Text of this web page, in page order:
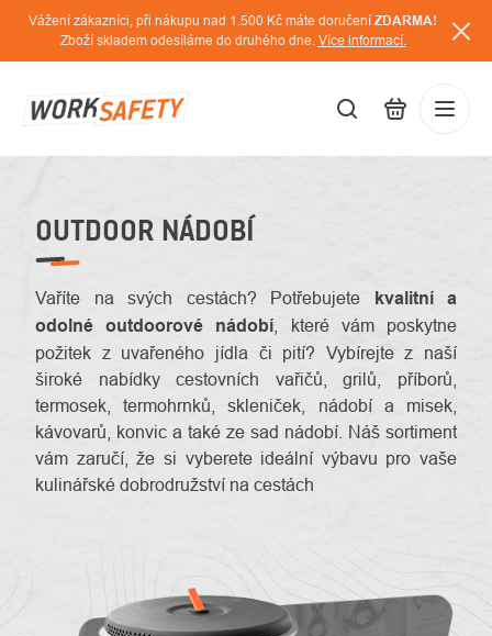
Přejít
obsah
Vážení zákazníci, při nákupu nad 1.500 Kč máte doručení ZDARMA!
Zboží skladem odesíláme do druhého dne. Více informací.
OUTDOOR NÁDOBÍ
Vaříte na svých cestách? Potřebujete kvalitní a
odolné outdoorové nádobí , které vám poskytne
požitek z uvařeného jídla či pití? Vybírejte z naší
široké nabídky cestovních vařičů, grilů, příborů,
termosek, termohrnků, skleniček, nádobí a misek,
kávovarů, konvic a také ze sad nádobí. Náš sortiment
vám zaručí, že si vyberete ideální výbavu pro vaše
kulinářské dobrodružství na cestách